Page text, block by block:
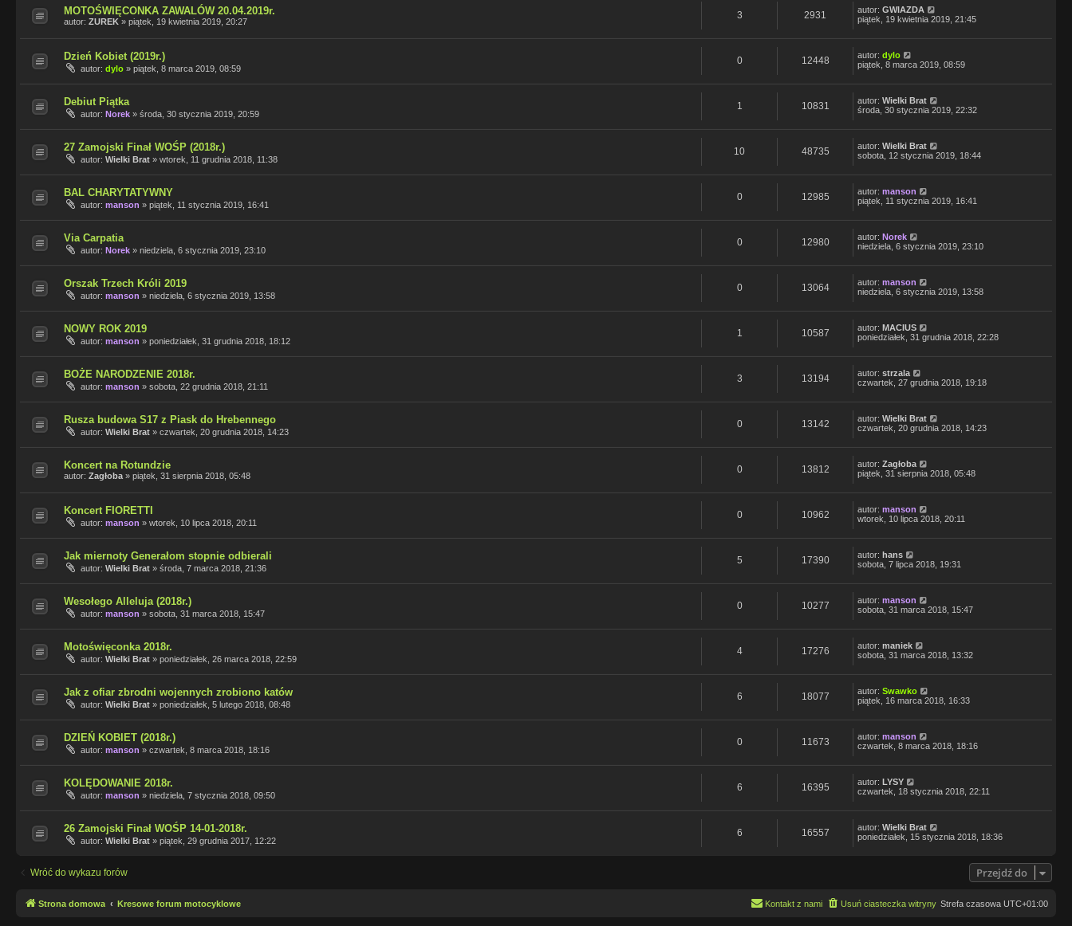
MOTOŚWIĘCONKA ZAWALÓW 20.04.2019r.
autor: ZUREK » piątek, 19 kwietnia 2019, 20:27
3 2931 autor: GWIAZDA
piątek, 19 kwietnia 2019, 21:45
Dzień Kobiet (2019r.)
autor: dylo » piątek, 8 marca 2019, 08:59
0 12448 autor: dylo
piątek, 8 marca 2019, 08:59
Debiut Piątka
autor: Norek » środa, 30 stycznia 2019, 20:59
1 10831 autor: Wielki Brat
środa, 30 stycznia 2019, 22:32
27 Zamojski Finał WOŚP (2018r.)
autor: Wielki Brat » wtorek, 11 grudnia 2018, 11:38
10 48735 autor: Wielki Brat
sobota, 12 stycznia 2019, 18:44
BAL CHARYTATYWNY
autor: manson » piątek, 11 stycznia 2019, 16:41
0 12985 autor: manson
piątek, 11 stycznia 2019, 16:41
Via Carpatia
autor: Norek » niedziela, 6 stycznia 2019, 23:10
0 12980 autor: Norek
niedziela, 6 stycznia 2019, 23:10
Orszak Trzech Króli 2019
autor: manson » niedziela, 6 stycznia 2019, 13:58
0 13064 autor: manson
niedziela, 6 stycznia 2019, 13:58
NOWY ROK 2019
autor: manson » poniedziałek, 31 grudnia 2018, 18:12
1 10587 autor: MACIUS
poniedziałek, 31 grudnia 2018, 22:28
BOŻE NARODZENIE 2018r.
autor: manson » sobota, 22 grudnia 2018, 21:11
3 13194 autor: strzala
czwartek, 27 grudnia 2018, 19:18
Rusza budowa S17 z Piask do Hrebennego
autor: Wielki Brat » czwartek, 20 grudnia 2018, 14:23
0 13142 autor: Wielki Brat
czwartek, 20 grudnia 2018, 14:23
Koncert na Rotundzie
autor: Zagłoba » piątek, 31 sierpnia 2018, 05:48
0 13812 autor: Zagłoba
piątek, 31 sierpnia 2018, 05:48
Koncert FIORETTI
autor: manson » wtorek, 10 lipca 2018, 20:11
0 10962 autor: manson
wtorek, 10 lipca 2018, 20:11
Jak miernoty Generałom stopnie odbierali
autor: Wielki Brat » środa, 7 marca 2018, 21:36
5 17390 autor: hans
sobota, 7 lipca 2018, 19:31
Wesołego Alleluja (2018r.)
autor: manson » sobota, 31 marca 2018, 15:47
0 10277 autor: manson
sobota, 31 marca 2018, 15:47
Motoświęconka 2018r.
autor: Wielki Brat » poniedziałek, 26 marca 2018, 22:59
4 17276 autor: maniek
sobota, 31 marca 2018, 13:32
Jak z ofiar zbrodni wojennych zrobiono katów
autor: Wielki Brat » poniedziałek, 5 lutego 2018, 08:48
6 18077 autor: Swawko
piątek, 16 marca 2018, 16:33
DZIEŃ KOBIET (2018r.)
autor: manson » czwartek, 8 marca 2018, 18:16
0 11673 autor: manson
czwartek, 8 marca 2018, 18:16
KOLĘDOWANIE 2018r.
autor: manson » niedziela, 7 stycznia 2018, 09:50
6 16395 autor: LYSY
czwartek, 18 stycznia 2018, 22:11
26 Zamojski Finał WOŚP 14-01-2018r.
autor: Wielki Brat » piątek, 29 grudnia 2017, 12:22
6 16557 autor: Wielki Brat
poniedziałek, 15 stycznia 2018, 18:36
Wróć do wykazu forów Przejdź do
Strona domowa Kresowe forum motocyklowe Strefa czasowa UTC+01:00
Usuń ciasteczka witryny
Kontakt z nami